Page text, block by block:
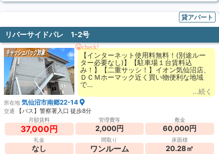
貸アパート
リバーサイドパレ 1-2号
キャッシュバック対象
check!
【インターネット使用料無料！(別途ルー
ター必要なし)】【駐車場１台賃料込
み！】【二重サッシ！】イオン気仙沼店、
ＤＣＭホーマック近く買い物便利な地域
で...
…続く
所在地 気仙沼市南郷22-14
交通 【バス】警察署入口 徒歩8分
月額賃料
37,000円
管理費等
2,000円
敷金
60,000円
礼金
なし
間取り
ワンルーム
床面積
20.28㎡